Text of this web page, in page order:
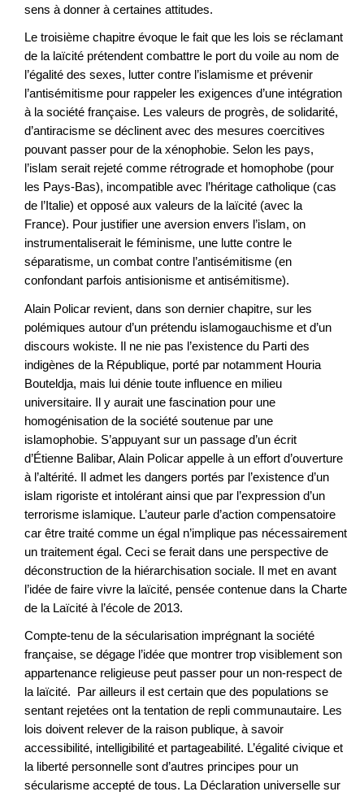
sens à donner à certaines attitudes.
Le troisième chapitre évoque le fait que les lois se réclamant
de la laïcité prétendent combattre le port du voile au nom de
l’égalité des sexes, lutter contre l’islamisme et prévenir
l’antisémitisme pour rappeler les exigences d’une intégration
à la société française. Les valeurs de progrès, de solidarité,
d’antiracisme se déclinent avec des mesures coercitives
pouvant passer pour de la xénophobie. Selon les pays,
l’islam serait rejeté comme rétrograde et homophobe (pour
les Pays-Bas), incompatible avec l’héritage catholique (cas
de l’Italie) et opposé aux valeurs de la laïcité (avec la
France). Pour justifier une aversion envers l’islam, on
instrumentaliserait le féminisme, une lutte contre le
séparatisme, un combat contre l’antisémitisme (en
confondant parfois antisionisme et antisémitisme).
Alain Policar revient, dans son dernier chapitre, sur les
polémiques autour d’un prétendu islamogauchisme et d’un
discours wokiste. Il ne nie pas l’existence du Parti des
indigènes de la République, porté par notamment Houria
Bouteldja, mais lui dénie toute influence en milieu
universitaire. Il y aurait une fascination pour une
homogénisation de la société soutenue par une
islamophobie. S’appuyant sur un passage d’un écrit
d’Étienne Balibar, Alain Policar appelle à un effort d’ouverture
à l’altérité. Il admet les dangers portés par l’existence d’un
islam rigoriste et intolérant ainsi que par l’expression d’un
terrorisme islamique. L’auteur parle d’action compensatoire
car être traité comme un égal n’implique pas nécessairement
un traitement égal. Ceci se ferait dans une perspective de
déconstruction de la hiérarchisation sociale. Il met en avant
l’idée de faire vivre la laïcité, pensée contenue dans la Charte
de la Laïcité à l’école de 2013.
Compte-tenu de la sécularisation imprégnant la société
française, se dégage l’idée que montrer trop visiblement son
appartenance religieuse peut passer pour un non-respect de
la laïcité. Par ailleurs il est certain que des populations se
sentant rejetées ont la tentation de repli communautaire. Les
lois doivent relever de la raison publique, à savoir
accessibilité, intelligibilité et partageabilité. L’égalité civique et
la liberté personnelle sont d’autres principes pour un
sécularisme accepté de tous. La Déclaration universelle sur